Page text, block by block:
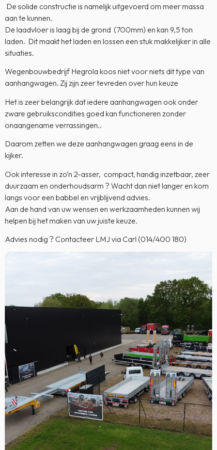
De solide constructie is namelijk uitgevoerd om meer massa
aan te kunnen.
De laadvloer is laag bij de grond (700mm) en kan 9,5 ton
laden. Dit maakt het laden en lossen een stuk makkelijker in alle
situaties.
Wegenbouwbedrijf Hegrola koos niet voor niets dit type van
aanhangwagen. Zij zijn zeer tevreden over hun keuze
Het is zeer belangrijk dat iedere aanhangwagen ook onder
zware gebruikscondities goed kan functioneren zonder
onaangename verrassingen..
Daarom zetten we deze aanhangwagen graag eens in de
kijker.
Ook interesse in zo’n 2-asser, compact, handig inzetbaar, zeer
duurzaam en onderhoudsarm ? Wacht dan niet langer en kom
langs voor een babbel en vrijblijvend advies.
Aan de hand van uw wensen en werkzaamheden kunnen wij
helpen bij het maken van uw juiste keuze.
Advies nodig ? Contacteer LMJ via Carl (014/400 180)